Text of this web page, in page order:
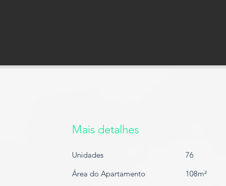
Mais detalhes
Unidades
Área do Apartamento
76
108m²